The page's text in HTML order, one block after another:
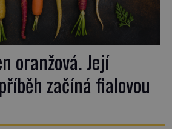
oranžová. Její
začíná fialovou